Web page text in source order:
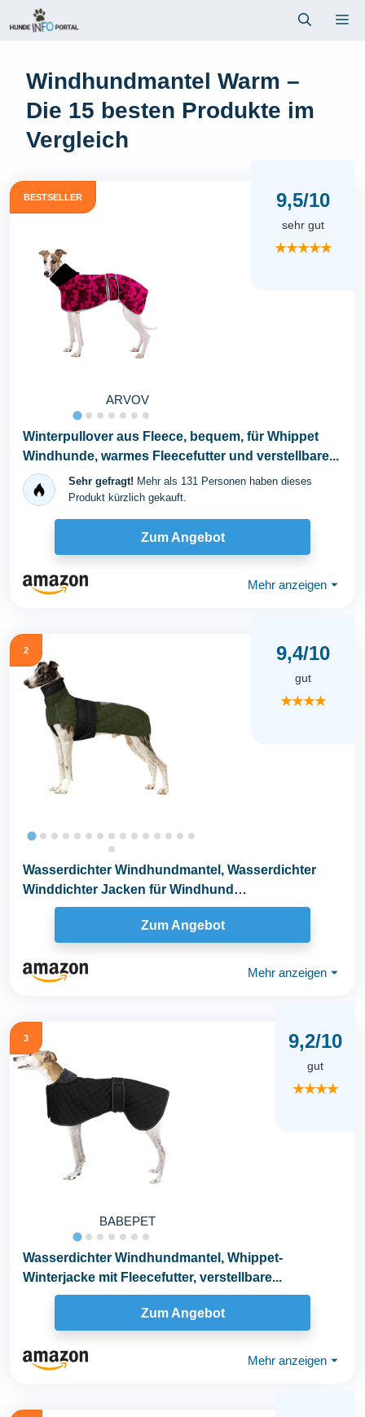
Inhalt
Windhundmantel Warm –
Die 15 besten Produkte im
Vergleich
BESTSELLER
ARVOV
9,5/10
sehr gut
★★★★★
Winterpullover aus Fleece, bequem, für Whippet
Windhunde, warmes Fleecefutter und verstellbare...
Sehr gefragt! Mehr als 131 Personen haben dieses
Produkt kürzlich gekauft.
Zum Angebot
Mehr anzeigen ⏷
2 9,4/10
gut
★★★★
Wasserdichter Windhundmantel, Wasserdichter
Winddichter Jacken für Windhund
Rollkragenpullover...
Zum Angebot
Mehr anzeigen ⏷
3
BABEPET
9,2/10
gut
★★★★
Wasserdichter Windhundmantel, Whippet-
Winterjacke mit Fleecefutter, verstellbare...
Zum Angebot
Mehr anzeigen ⏷